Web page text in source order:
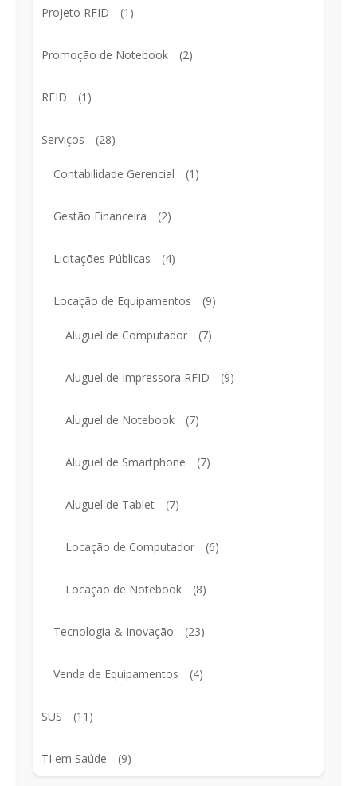
Projeto RFID (1)
Promoção de Notebook (2)
RFID (1)
Serviços (28)
Contabilidade Gerencial (1)
Gestão Financeira (2)
Licitações Públicas (4)
Locação de Equipamentos (9)
Aluguel de Computador (7)
Aluguel de Impressora RFID (9)
Aluguel de Notebook (7)
Aluguel de Smartphone (7)
Aluguel de Tablet (7)
Locação de Computador (6)
Locação de Notebook (8)
Tecnologia & Inovação (23)
Venda de Equipamentos (4)
SUS (11)
TI em Saúde (9)